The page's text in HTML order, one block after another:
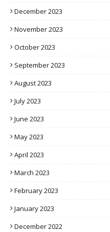
December 2023
November 2023
October 2023
September 2023
August 2023
July 2023
June 2023
May 2023
April 2023
March 2023
February 2023
January 2023
December 2022